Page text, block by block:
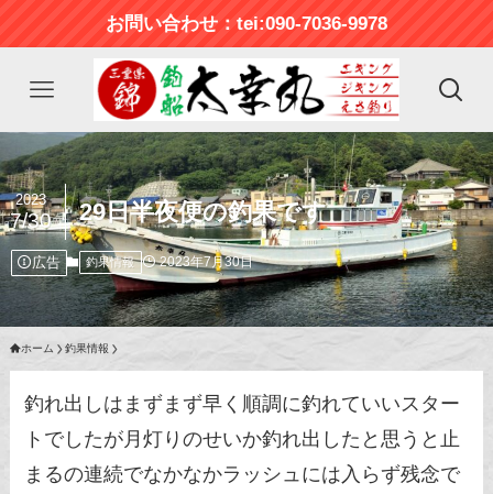
お問い合わせ：tei:090-7036-9978
29日半夜便の釣果です
2023
7/30
広告 釣果情報 2023年7月30日
ホーム 釣果情報
釣れ出しはまずまず早く順調に釣れていいスター
トでしたが月灯りのせいか釣れ出したと思うと止
まるの連続でなかなかラッシュには入らず残念で